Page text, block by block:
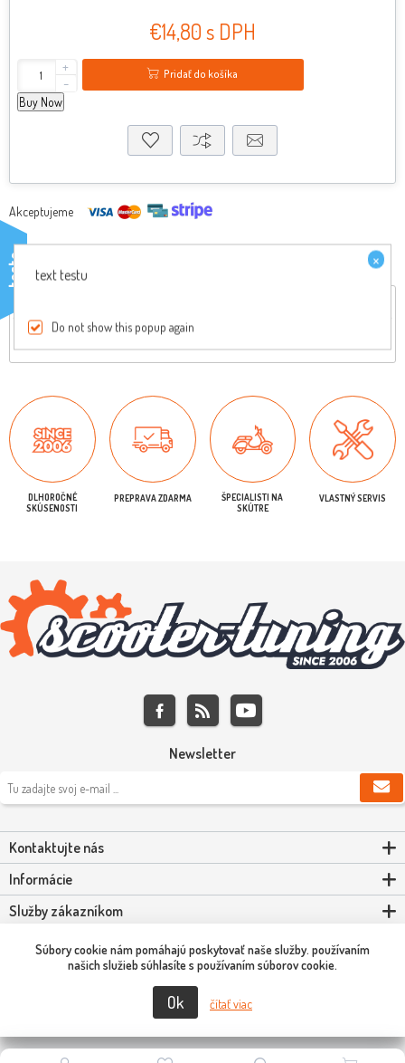
€14,80 s DPH
+
-
Pridať do košíka
Buy Now
Akceptujeme
Originálny diel, pre viac informácií nás kontaktujte
DLHOROČNÉ
SKÚSENOSTI
PREPRAVA ZDARMA
ŠPECIALISTI NA
SKÚTRE
VLASTNÝ SERVIS
Newsletter
Kontaktujte nás
Informácie
Služby zákazníkom
Môj účet
Copyright © 2026 Scooter-Tuning SK. Všetky práva vyhradené.
testo
Súbory cookie nám pomáhajú poskytovať naše služby. používaním
našich služieb súhlasíte s používaním súborov cookie.
Ok čítať viac
×
text testu
Do not show this popup again